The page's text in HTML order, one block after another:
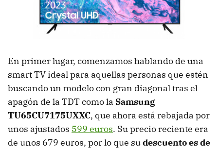
En primer lugar, comenzamos hablando de una
smart TV ideal para aquellas personas que estén
buscando un modelo con gran diagonal tras el
apagón de la TDT como la Samsung
TU65CU7175UXXC, que ahora está rebajada por
unos ajustados 599 euros. Su precio reciente era
de unos 679 euros, por lo que sudescuento es de